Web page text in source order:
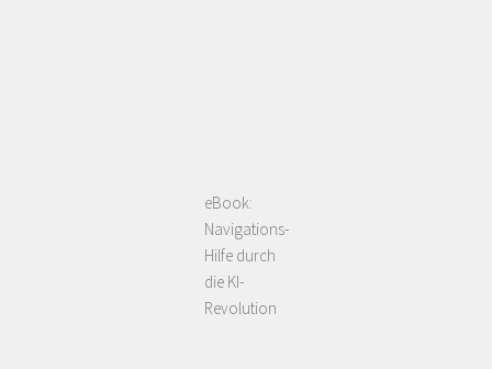
eBook:
Navigations-
Hilfe durch
die KI-
Revolution